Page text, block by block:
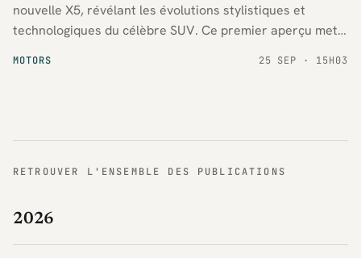
MOTORS
nouvelle X5, révélant les évolutions stylistiques et
technologiques du célèbre SUV. Ce premier aperçu met
25 SEP · 15H03
RETROUVER L'ENSEMBLE DES PUBLICATIONS
2026